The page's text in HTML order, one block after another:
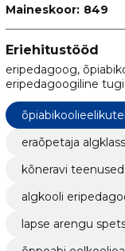
Maineskoor: 849
Eriehitustööd
eripedagoog,
eripedagoogiline
eripedagoogika,
tugi lastele
eraõpetaja
kõneravi teenused
algkooli
lapse arengu